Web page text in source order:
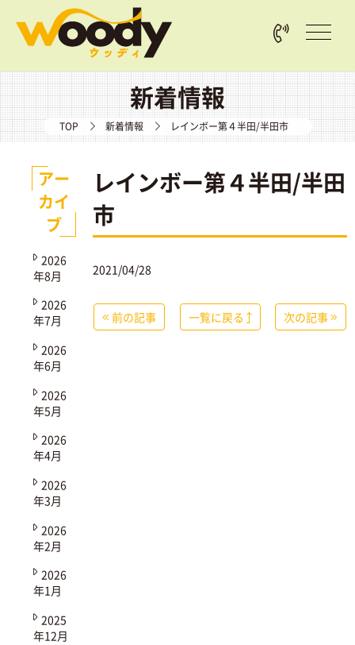
新着情報
TOP 新着情報 レインボー第４半田/半田市
レインボー第４半田/半田
市
2021/04/28
前の記事 次の記事
一覧に戻る
アー
カイ
ブ
2026
年8月
2026
年7月
2026
年6月
2026
年5月
2026
年4月
2026
年3月
2026
年2月
2026
年1月
2025
年12月